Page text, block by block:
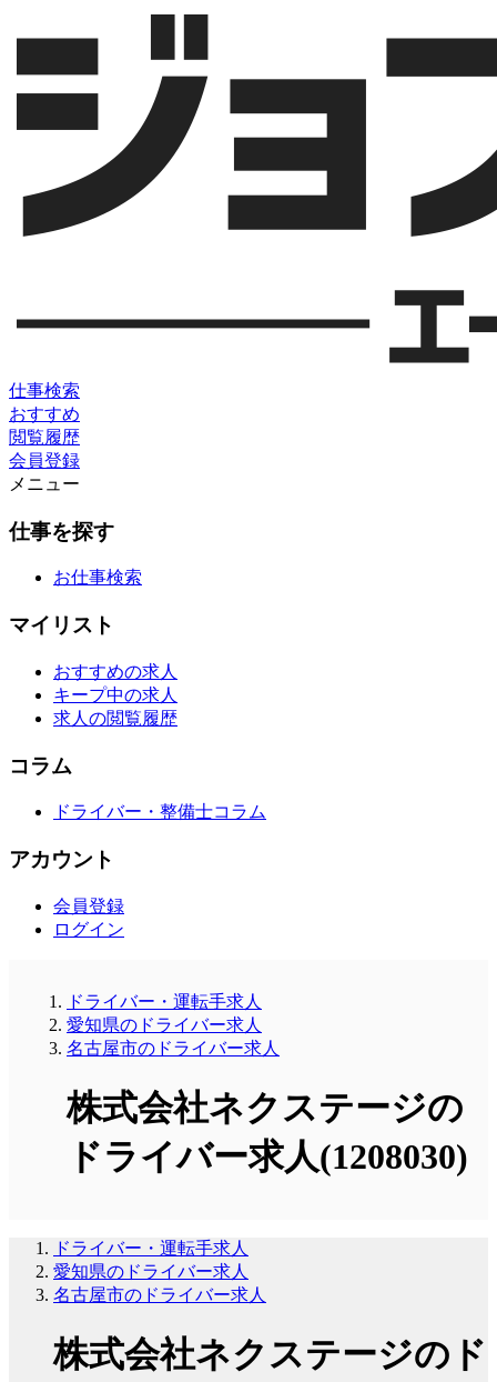
仕事検索
おすすめ
閲覧履歴
会員登録
メニュー
仕事を探す
お仕事検索
マイリスト
おすすめの求人
キープ中の求人
求人の閲覧履歴
コラム
ドライバー・整備士コラム
アカウント
会員登録
ログイン
ドライバー・運転手求人
愛知県のドライバー求人
名古屋市のドライバー求人
株式会社ネクステージの
ドライバー求人(1208030)
ドライバー・運転手求人
愛知県のドライバー求人
名古屋市のドライバー求人
株式会社ネクステージのド